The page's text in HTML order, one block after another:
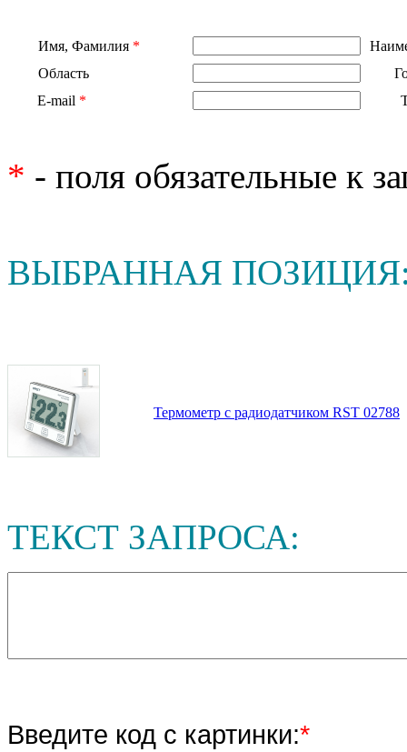
Имя, Фамилия *
Область
E-mail *
* - поля обязательные к
ВЫБРАННАЯ
Термометр с радиодатчиком RST 02788
ТЕКСТ ЗАПРОСА:
Введите код с картинки:*